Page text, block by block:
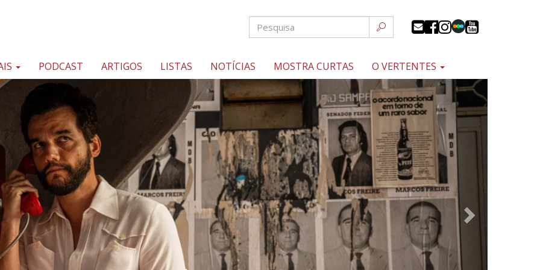
PODCAST ARTIGOS LISTAS NOTÍCIAS MOSTRA CURTAS O VERTENTES
Próximo